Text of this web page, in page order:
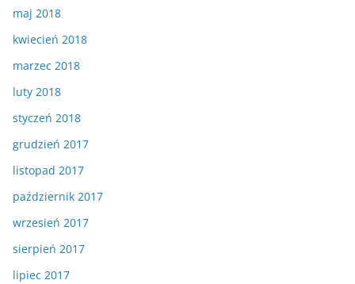
maj 2018
kwiecień 2018
marzec 2018
luty 2018
styczeń 2018
grudzień 2017
listopad 2017
październik 2017
wrzesień 2017
sierpień 2017
lipiec 2017